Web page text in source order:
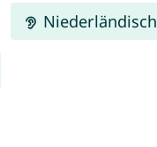
Niederländisch